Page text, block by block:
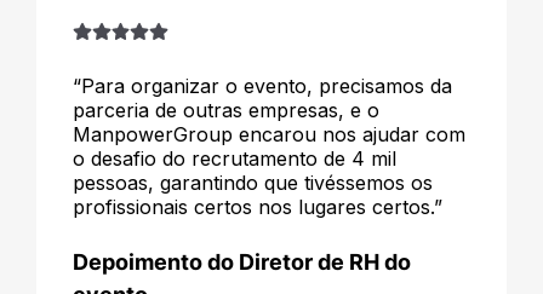
“Para organizar o evento, precisamos da
parceria de outras empresas, e o
ManpowerGroup encarou nos ajudar com
o desafio do recrutamento de 4 mil
pessoas, garantindo que tivéssemos os
profissionais certos nos lugares certos.”
Depoimento do Diretor de RH do